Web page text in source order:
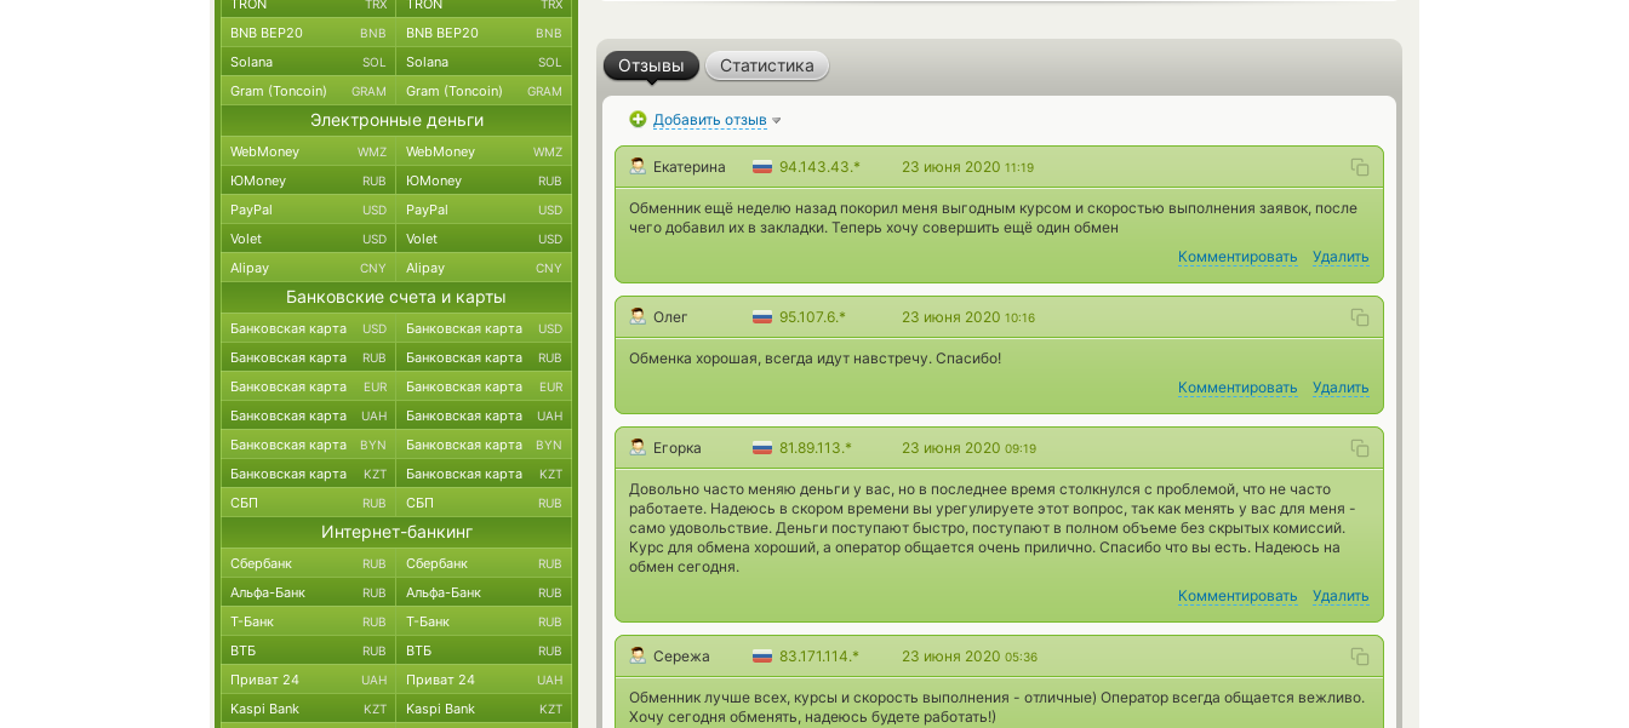
Отзывы Статистика
Добавить отзыв
Екатерина 94.143.43.* 23 июня 2020 11:19
Обменник ещё неделю назад покорил меня выгодным курсом и скоростью выполнения заявок, после
чего добавил их в закладки. Теперь хочу совершить ещё один обмен
Комментировать
Удалить
Олег 95.107.6.* 23 июня 2020 10:16
Обменка хорошая, всегда идут навстречу. Спасибо!
Комментировать
Удалить
Егорка 81.89.113.* 23 июня 2020 09:19
Довольно часто меняю деньги у вас, но в последнее время столкнулся с проблемой, что не часто
работаете. Надеюсь в скором времени вы урегулируете этот вопрос, так как менять у вас для меня -
само удовольствие. Деньги поступают быстро, поступают в полном объеме без скрытых комиссий.
Курс для обмена хороший, а оператор общается очень прилично. Спасибо что вы есть. Надеюсь на
обмен сегодня.
Комментировать
Удалить
Сережа 83.171.114.* 23 июня 2020 05:36
Обменник лучше всех, курсы и скорость выполнения - отличные) Оператор всегда общается вежливо.
Хочу сегодня обменять, надеюсь будете работать!)
TRON TRX TRON TRX
BNB BEP20 BNB BNB BEP20 BNB
Solana SOL Solana SOL
Gram (Toncoin) GRAM Gram (Toncoin) GRAM
Электронные деньги
WebMoney WMZ WebMoney WMZ
ЮMoney RUB ЮMoney RUB
PayPal USD PayPal USD
Volet USD Volet USD
Alipay CNY Alipay CNY
Банковские счета и карты
Банковская карта USD Банковская карта USD
Банковская карта RUB Банковская карта RUB
Банковская карта EUR Банковская карта EUR
Банковская карта UAH Банковская карта UAH
Банковская карта BYN Банковская карта BYN
Банковская карта KZT Банковская карта KZT
СБП RUB СБП RUB
Интернет-банкинг
Сбербанк RUB Сбербанк RUB
Альфа-Банк RUB Альфа-Банк RUB
Т-Банк RUB Т-Банк RUB
ВТБ RUB ВТБ RUB
Приват 24 UAH Приват 24 UAH
Kaspi Bank KZT Kaspi Bank KZT